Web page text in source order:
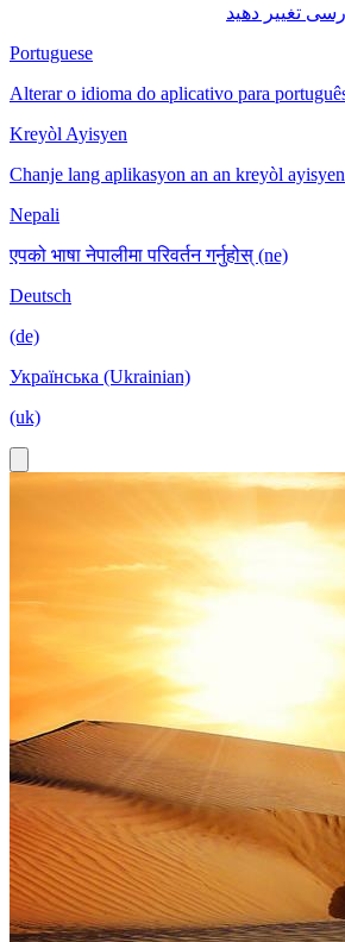
Portuguese
Alterar o idioma do aplicativo para
Kreyòl Ayisyen
Chanje lang aplikasyon an an kreyòl
Nepali
एपको भाषा नेपालीमा परिवर्तन गर्नुहोस् (ne)
Deutsch
(de)
Українська (Ukrainian)
(uk)